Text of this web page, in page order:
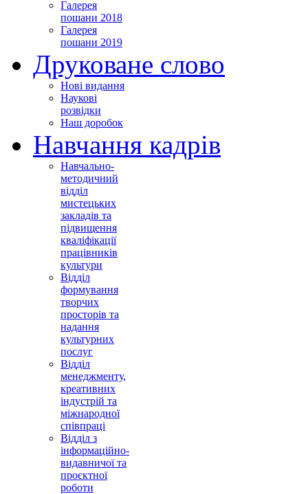
Галерея
пошани 2018
Галерея
пошани 2019
Друковане слово
Нові видання
Наукові
розвідки
Наш доробок
Навчання кадрів
Навчально-
методичний
відділ
мистецьких
закладів та
підвищення
кваліфікації
працівників
культури
Відділ
формування
творчих
просторів та
надання
культурних
послуг
Відділ
менеджменту,
креативних
індустрій та
міжнародної
співпраці
Відділ з
інформаційно-
видавничої та
проєктної
роботи